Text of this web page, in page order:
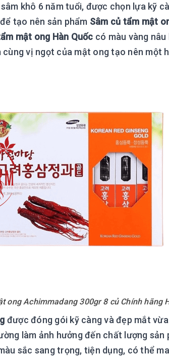
khô 6 năm tuổi, được chọn lựa kỹ
tạo nên sản phẩm Sâm củ tẩm mật
mật ong Hàn Quốc có màu vàng
cùng vị ngọt của mật ong tạo nên một
ong Achimmadang 300gr 8 củ Chính hãng
được đóng gói kỹ càng và đẹp mắt
làm ảnh hưởng đến chất lượng sản
sắc sang trọng, tiện dụng, có thể